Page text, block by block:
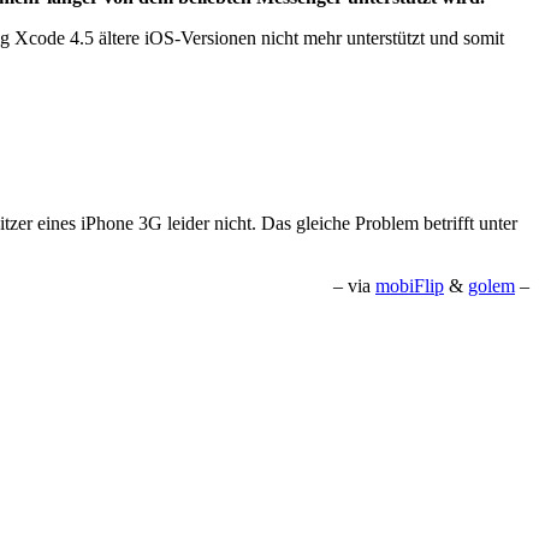
4.5 ältere iOS-Versionen nicht mehr unterstützt und somit
eines iPhone 3G leider nicht. Das gleiche Problem betrifft unter
– via mobiFlip & golem –